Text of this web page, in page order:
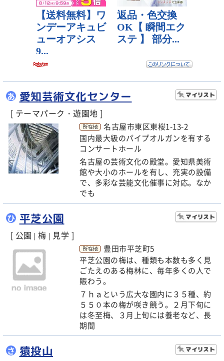
あ 愛知芸術文化センター
[ テーマパーク・遊園地 ]
名古屋市東区東桜1-13-2
国内最大級のパイプオルガンを有する
コンサートホール
名古屋の芸術文化の殿堂。愛知県美術
館や大小のホールを有し、充実の設備
で、多彩な芸能文化催事に対応。なか
でも
ひ 平芝公園
[ 公園 梅 見学 ]
豊田市平芝町5
平芝公園の梅は、種類も本数も多く見
ごたえのある梅林に、毎年多くの人で
賑わう。
７ｈａという広大な園内に３５種、約
５５０本の梅が咲き競う。２月下旬に
は冬至梅、３月上旬には養老など、長
期間
さ 猿投山